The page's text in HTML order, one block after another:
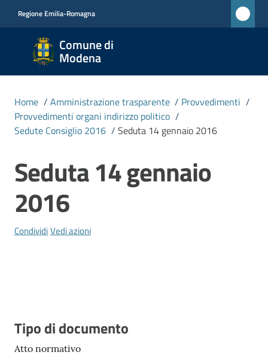
Regione Emilia-Romagna
Comune di
Modena
Comune
di
Modena
CIVICA
MONET
Amministrazione
Menu selezionato
Novità
Servizi
Home / Amministrazione trasparente / Provvedimenti /
Provvedimenti organi indirizzo politico /
Sedute Consiglio 2016 / Seduta 14 gennaio 2016
Salta al contenuto
Seduta 14 gennaio
2016
CondividiVedi azioni
Descrizione
Tipo di documento
Atto normativo